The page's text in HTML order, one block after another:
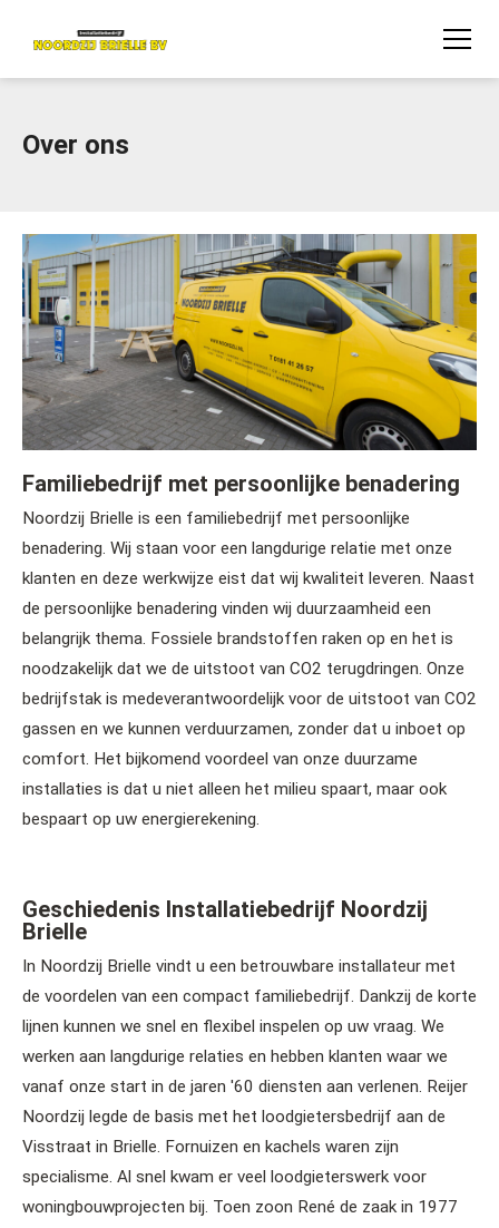
Over ons
Familiebedrijf met persoonlijke benadering
Noordzij Brielle is een familiebedrijf met persoonlijke
benadering. Wij staan voor een langdurige relatie met onze
klanten en deze werkwijze eist dat wij kwaliteit leveren. Naast
de persoonlijke benadering vinden wij duurzaamheid een
belangrijk thema. Fossiele brandstoffen raken op en het is
noodzakelijk dat we de uitstoot van CO2 terugdringen. Onze
bedrijfstak is medeverantwoordelijk voor de uitstoot van CO2
gassen en we kunnen verduurzamen, zonder dat u inboet op
comfort. Het bijkomend voordeel van onze duurzame
installaties is dat u niet alleen het milieu spaart, maar ook
bespaart op uw energierekening.
Geschiedenis Installatiebedrijf Noordzij
Brielle
In Noordzij Brielle vindt u een betrouwbare installateur met
de voordelen van een compact familiebedrijf. Dankzij de korte
lijnen kunnen we snel en flexibel inspelen op uw vraag. We
werken aan langdurige relaties en hebben klanten waar we
vanaf onze start in de jaren '60 diensten aan verlenen. Reijer
Noordzij legde de basis met het loodgietersbedrijf aan de
Visstraat in Brielle. Fornuizen en kachels waren zijn
specialisme. Al snel kwam er veel loodgieterswerk voor
woningbouwprojecten bij. Toen zoon René de zaak in 1977